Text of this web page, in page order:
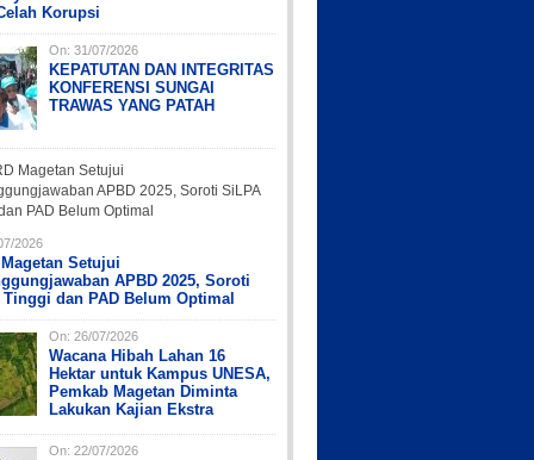
Korupsi
On: 31/07/2026
KEPATUTAN DAN INTEGRITAS
KONFERENSI SUNGAI
TRAWAS YANG PATAH
2026
Magetan Setujui
APBD 2025, Soroti
Tinggi dan PAD Belum Optimal
On: 26/07/2026
Wacana Hibah Lahan 16
Hektar untuk Kampus UNESA,
Pemkab Magetan Diminta
Lakukan Kajian Ekstra
On: 22/07/2026